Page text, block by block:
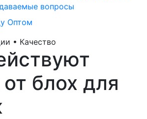
вопросы
Оптом
• Качество
блох для